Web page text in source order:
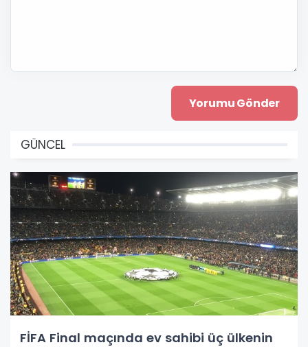
GÜNCEL
FİFA Final maçında ev sahibi üç ülkenin